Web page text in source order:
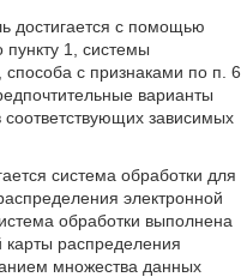
достигается с помощью
1, системы
с признаками по п. 6
варианты
зависимых
система обработки для
электронной
обработки выполнена
распределения
множества данных